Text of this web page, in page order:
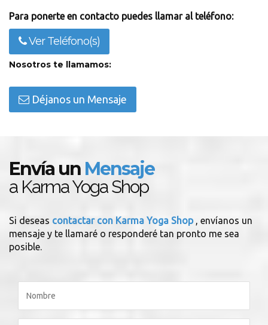
Para ponerte en contacto puedes llamar al teléfono:
Ver Teléfono(s)
Nosotros te llamamos:
Déjanos un Mensaje
Envía un Mensaje
a Karma Yoga Shop
Si deseas contactar con Karma Yoga Shop , envíanos un
mensaje y te llamaré o responderé tan pronto me sea
posible.